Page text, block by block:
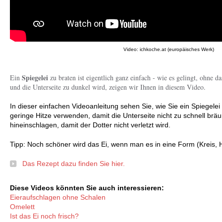
Video: ichkoche.at (europäisches Werk)
Ein Spiegelei zu braten ist eigentlich ganz einfach - wie es gelingt, ohne
und die Unterseite zu dunkel wird, zeigen wir Ihnen in diesem Video.
In dieser einfachen Videoanleitung sehen Sie, wie Sie ein
geringe Hitze verwenden, damit die Unterseite nicht zu schnell
hineinschlagen, damit der Dotter nicht verletzt wird.
Tipp: Noch schöner wird das Ei, wenn man es in eine Form (Kreis,
Das Rezept dazu finden Sie hier.
Diese Videos könnten Sie auch interessieren:
Eieraufschlagen ohne Schalen
Omelett
Ist das Ei noch frisch?